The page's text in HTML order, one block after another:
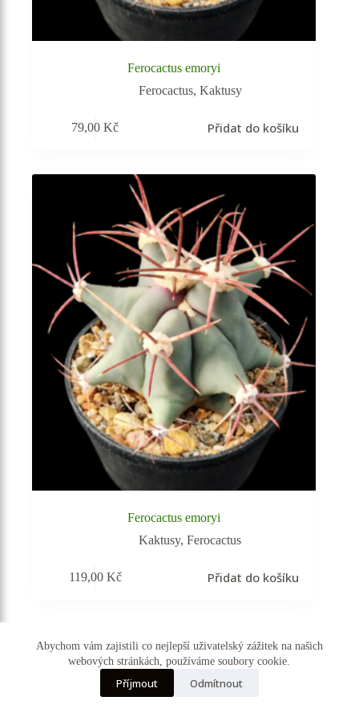
Abychom vám zajistili co nejlepší uživatelský zážitek na našich
webových stránkách, používáme soubory cookie.
Příjmout Odmítnout
Ferocactus emoryi
Ferocactus, Kaktusy
79,00Kč Přidat do košíku
Ferocactus emoryi
Kaktusy,Ferocactus
119,00 Kč Přidat do košíku
Vyprodáno